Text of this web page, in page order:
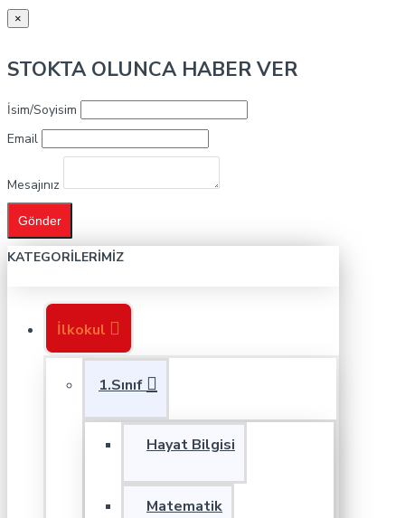
×
STOKTA OLUNCA HABER VER
İsim/Soyisim
Email
Mesajınız
Gönder
KATEGORILERIMIZ
İlkokul
1.Sınıf
Hayat Bilgisi
Matematik